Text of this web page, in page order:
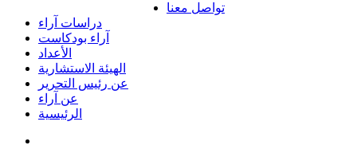
تواصل معنا
دراسات آراء
آراء بودكاست
الأعداد
الهيئة الاستشارية
عن رئيس التحرير
عن آراء
الرئيسية